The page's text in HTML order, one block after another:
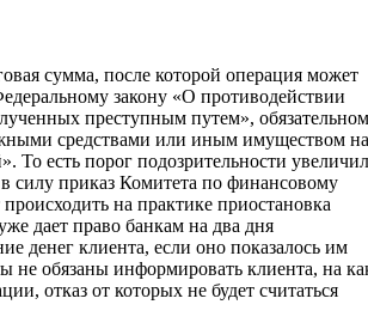
сумма, после которой операция может
закону «О противодействии
преступным путем»,
средствами или иным имуществом на
есть порог подозрительности
силу приказ Комитета по финансовому
на практике приостановка
дает право банкам на два дня
денег клиента, если оно показалось им
не обязаны информировать клиента, на
отказ от которых не будет считаться